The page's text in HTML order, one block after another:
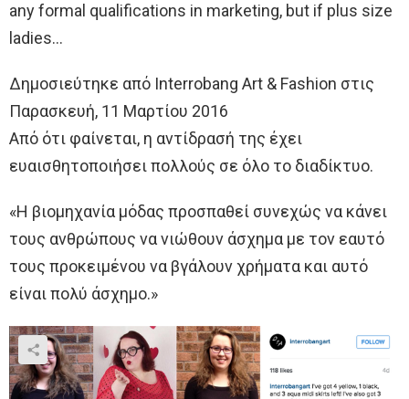
any formal qualifications in marketing, but if plus size
ladies…
Δημοσιεύτηκε από Interrobang Art & Fashion στις
Παρασκευή, 11 Μαρτίου 2016
Από ότι φαίνεται, η αντίδρασή της έχει
ευαισθητοποιήσει πολλούς σε όλο το διαδίκτυο.
«Η βιομηχανία μόδας προσπαθεί συνεχώς να κάνει
τους ανθρώπους να νιώθουν άσχημα με τον εαυτό
τους προκειμένου να βγάλουν χρήματα και αυτό
είναι πολύ άσχημο.»